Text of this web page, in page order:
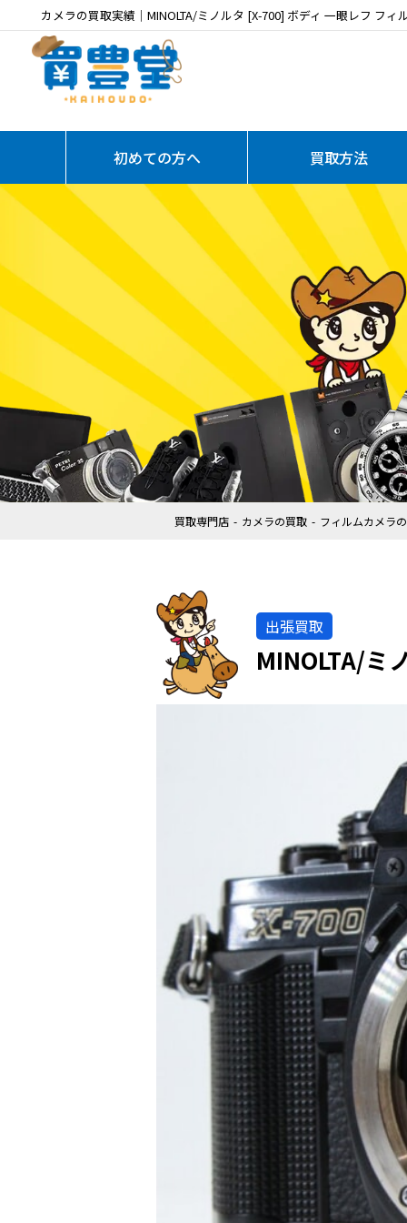
カメラの買取実績｜MINOLTA/ミノルタ [X-700] ボディ 一眼レフ フィ
初めての方へ 買取方法
買取専門店 カメラの買取 フィルムカメラ
出張買取
MINOLTA/ミ